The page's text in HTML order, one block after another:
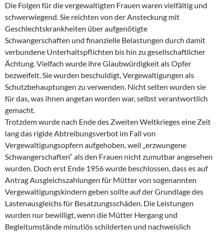
Die Folgen für die vergewaltigten Frauen waren vielfältig und
schwerwiegend. Sie reichten von der Ansteckung mit
Geschlechtskrankheiten über aufgenötigte
Schwangerschaften und finanzielle Belastungen durch damit
verbundene Unterhaltspflichten bis hin zu gesellschaftlicher
Ächtung. Vielfach wurde ihre Glaubwürdigkeit als Opfer
bezweifelt. Sie wurden beschuldigt, Vergewaltigungen als
Schutzbehauptungen zu verwenden. Nicht selten wurden sie
für das, was ihnen angetan worden war, selbst verantwortlich
gemacht.
Trotzdem wurde nach Ende des Zweiten Weltkrieges eine Zeit
lang das rigide Abtreibungsverbot im Fall von
Vergewaltigungsopfern aufgehoben, weil „erzwungene
Schwangerschaften“ als den Frauen nicht zumutbar angesehen
wurden. Doch erst Ende 1956 wurde beschlossen, dass es auf
Antrag Ausgleichszahlungen für Mütter von sogenannten
Vergewaltigungskindern geben sollte auf der Grundlage des
Lastenausgleichs für Besatzungsschäden. Die Leistungen
wurden nur bewilligt, wenn die Mütter Hergang und
Begleitumstände minutiös schilderten und nachweislich